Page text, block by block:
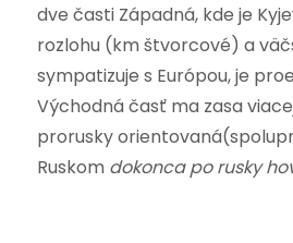
dve časti Západná, kde je
rozlohu (km štvorcové) a
sympatizuje s Európou, je
Východná časť ma zasa
prorusky
Ruskom dokonca po rusky